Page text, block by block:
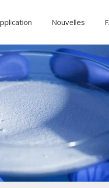
Nouvelles